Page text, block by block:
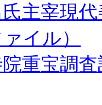
主宰現
イル）
重宝調